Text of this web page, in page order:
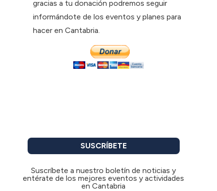
gracias a tu donación podremos seguir
informándote de los eventos y planes para
hacer en Cantabria.
SUSCRÍBETE
Suscríbete a nuestro boletín de noticias y
entérate de los mejores eventos y actividades
en Cantabria